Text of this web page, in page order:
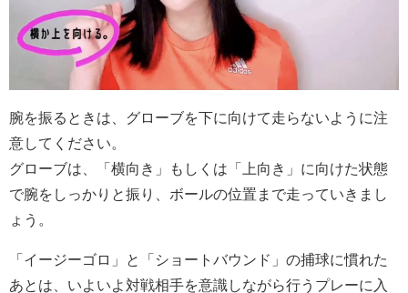
腕を振るときは、グローブを下に向けて走らないように注
意してください。
グローブは、「横向き」もしくは「上向き」に向けた状態
で腕をしっかりと振り、ボールの位置まで走っていきまし
ょう。
「イージーゴロ」と「ショートバウンド」の捕球に慣れた
あとは、いよいよ対戦相手を意識しながら行うプレーに入